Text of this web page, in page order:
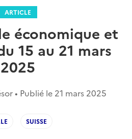
ARTICLE
économique et
15 au 21 mars
2025
• Publié le 21 mars 2025
SUISSE